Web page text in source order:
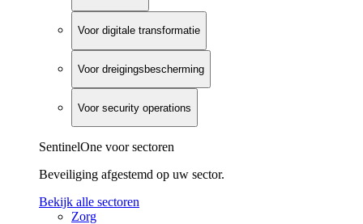
Voor digitale transformatie
Voor dreigingsbescherming
Voor security operations
SentinelOne voor sectoren
Beveiliging afgestemd op uw sector.
Bekijk alle sectoren
Zorg